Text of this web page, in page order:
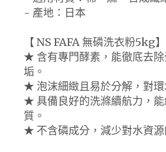
- 產地：日本
【 NS FAFA 無磷洗衣粉5kg】
★ 含有專門酵素，能徹底去
垢。
★ 泡沫細緻且易於分解，對環
★ 具備良好的洗滌續航力，
質。
★ 不含磷成分，減少對水資源